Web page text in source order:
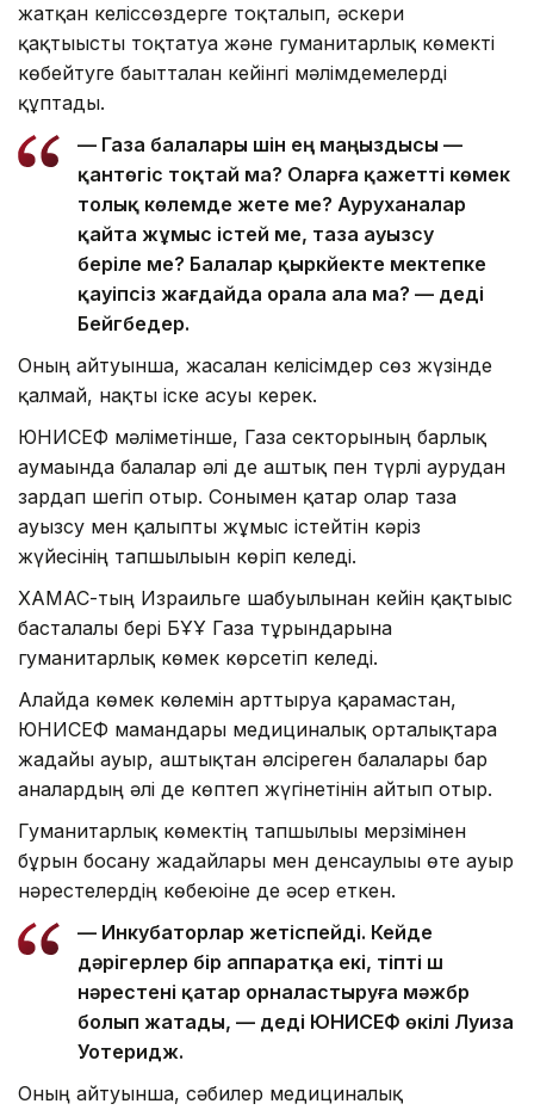
жатқан келіссөздерге тоқталып, әскери
қақтығысты тоқтатуға және гуманитарлық көмекті
көбейтуге бағытталған кейінгі мәлімдемелерді
құптады.
— Газа балалары үшін ең маңыздысы —
қантөгіс тоқтай ма? Оларға қажетті көмек
толық көлемде жете ме? Ауруханалар
қайта жұмыс істей ме, таза ауызсу
беріле ме? Балалар қыркүйекте мектепке
қауіпсіз жағдайда орала ала ма? — деді
Бейгбедер.
Оның айтуынша, жасалған келісімдер сөз жүзінде
қалмай, нақты іске асуы керек.
ЮНИСЕФ мәліметінше, Газа секторының барлық
аумағында балалар әлі де аштық пен түрлі аурудан
зардап шегіп отыр. Сонымен қатар олар таза
ауызсу мен қалыпты жұмыс істейтін кәріз
жүйесінің тапшылығын көріп келеді.
ХАМАС-тың Израильге шабуылынан кейін қақтығыс
басталғалы бері БҰҰ Газа тұрғындарына
гуманитарлық көмек көрсетіп келеді.
Алайда көмек көлемін арттыруға қарамастан,
ЮНИСЕФ мамандары медициналық орталықтарға
жағдайы ауыр, аштықтан әлсіреген балалары бар
аналардың әлі де көптеп жүгінетінін айтып отыр.
Гуманитарлық көмектің тапшылығы мерзімінен
бұрын босану жағдайлары мен денсаулығы өте ауыр
нәрестелердің көбеюіне де әсер еткен.
— Инкубаторлар жетіспейді. Кейде
дәрігерлер бір аппаратқа екі, тіпті үш
нәрестені қатар орналастыруға мәжбүр
болып жатады, — деді ЮНИСЕФ өкілі Луиза
Уотеридж.
Оның айтуынша, сәбилер медициналық